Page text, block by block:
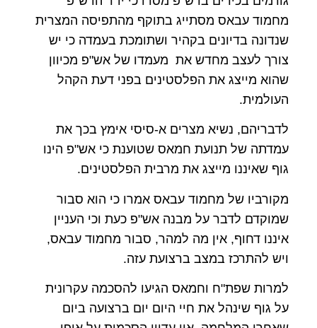
מחמוד עבאס מסתייג בתוקף מהתפיסה המצרית
שנדונה בדיונים בקהיר ושתומכת בעמדה כי יש
צורך לעצב מחדש את מעמדו של אש"פ מכיוון
שהוא מייצג את הפלסטינים בפני דעת הקהל
העולמית.
לדבריהם, נשיא מצרים א-סיסי אימץ בכך את
עמדתה של תנועת חמאס שטוענת כי אש"פ הינו
גוף שאיננו מייצג את מרבית הפלסטינים.
מקורביו של מחמוד עבאס אמרו כי הוא סבור
שמוקדם לדבר על מבנה אש"פ כעת וכי העניין
איננו דחוף, אין מה למהר, סבור מחמוד עבאס,
ויש להתרכז במצב ברצועת עזה.
למרות שפת"ח וחמאס הגיעו להסכמה עקרונית
על גוף שינהל את חיי היום יום ברצועה ביום